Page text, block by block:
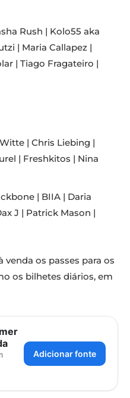
Rush | Kolo55 aka
| Maria Callapez |
| Tiago Fragateiro |
| Chris Liebing |
| Freshkitos | Nina
| BIIA | Daria
J | Patrick Mason |
os passes para os
os bilhetes diários, em
Adicionar fonte